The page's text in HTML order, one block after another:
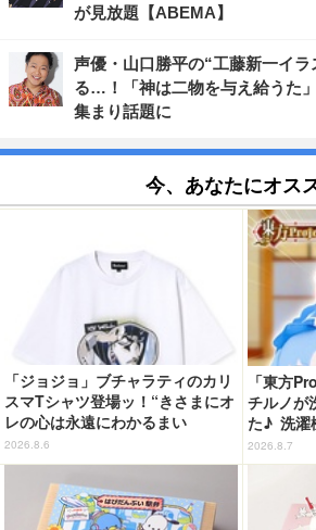
が見放題【ABEMA】
声優・山口勝平の“工藤新一イ
る…！「神は二物を与え給うた
集まり話題に
今、あなたにオス
「ジョジョ」ブチャラティのカリ
スマTシャツ登場ッ！“きさまにオ
レの心は永遠にわかるまい
ッ！”や感動のクライマックスを
デザイン
2026.8.6
「東方
チルノが
た♪ 洗濯
続ける姿
ゃう!?
2026.8.7